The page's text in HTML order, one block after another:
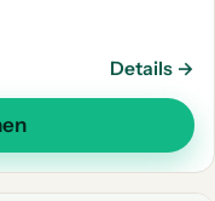
Details →